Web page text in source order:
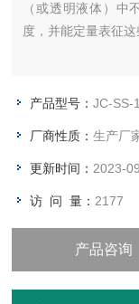
（或透明液体）中
度，并能定量表征
产品型号：JC-SS-
厂商性质：生产厂
更新时间： 2023-
访 问 量： 2177
产品咨询